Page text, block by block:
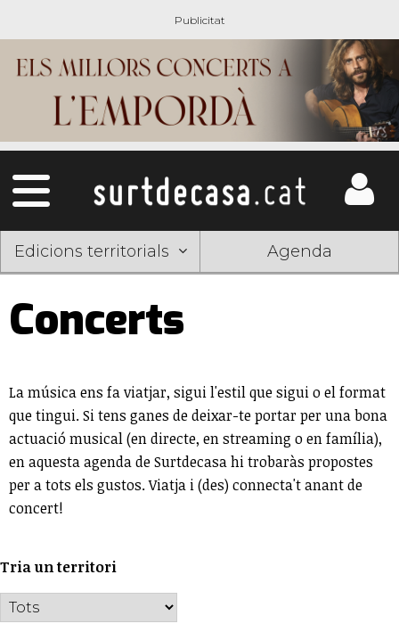
Edicions territorials Agenda
Concerts
La música ens fa viatjar, sigui l'estil que sigui o el format
que tingui. Si tens ganes de deixar-te portar per una bona
actuació musical (en directe, en streaming o en família),
en aquesta agenda de Surtdecasa hi trobaràs propostes
per a tots els gustos. Viatja i (des) connecta't anant de
concert!
Tria un territori